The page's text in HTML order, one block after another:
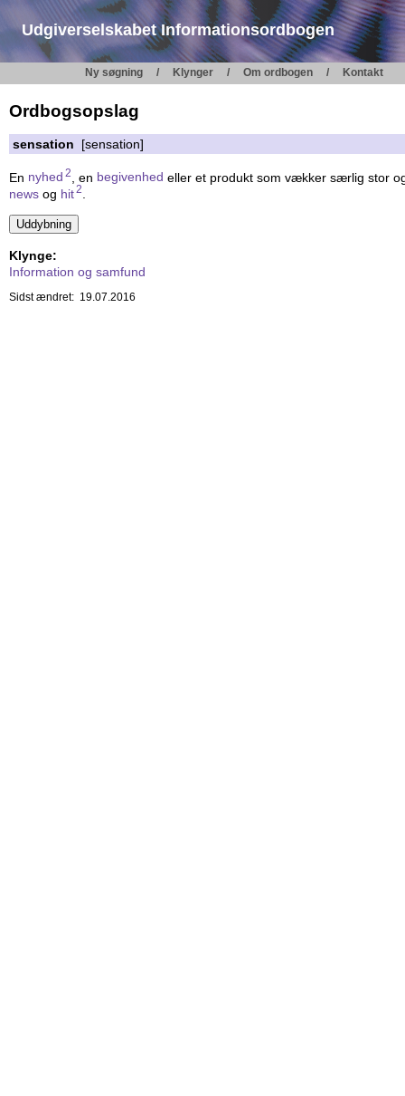
Udgiverselskabet Informationsordbogen
Ny søgning Klynger Om ordbogen Kontakt
Ordbogsopslag
sensation [sensation]
En nyhed 2 , en begivenhed eller et produkt som vækker særlig stor
news og hit2.
Klynge:
Information og samfund
Sidst ændret: 19.07.2016